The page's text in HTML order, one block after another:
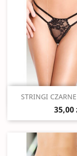
Szybki
STRINGI
35,00